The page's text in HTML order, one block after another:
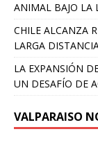
ANIMAL BAJO LA
CHILE ALCANZA
LARGA
LA EXPANSIÓN
UN DESAFÍO DE
VALPARAISO